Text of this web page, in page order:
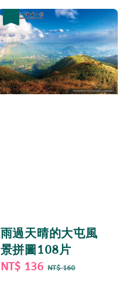
雨過天晴的大屯風
景拼圖108片
Sale
NT$ 136 Regular
NT$ 160